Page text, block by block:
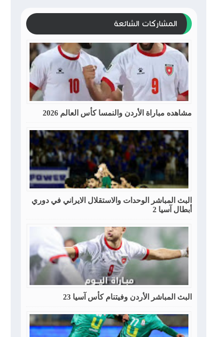
المشاركات الشائعة
مشاهده مباراة الأردن والنمسا كأس العالم 2026
البث المباشر الوحدات والاستقلال الايراني في دوري
أبطال آسيا 2
البث المباشر الأردن وفيتنام كأس آسيا 23